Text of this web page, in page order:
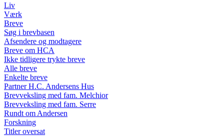
Liv
Værk
Breve
Søg i brevbasen
Afsendere og modtagere
Breve om HCA
Ikke tidligere trykte breve
Alle breve
Enkelte breve
Partner H.C. Andersens Hus
Brevveksling med fam. Melchior
Brevveksling med fam. Serre
Rundt om Andersen
Forskning
Titler oversat